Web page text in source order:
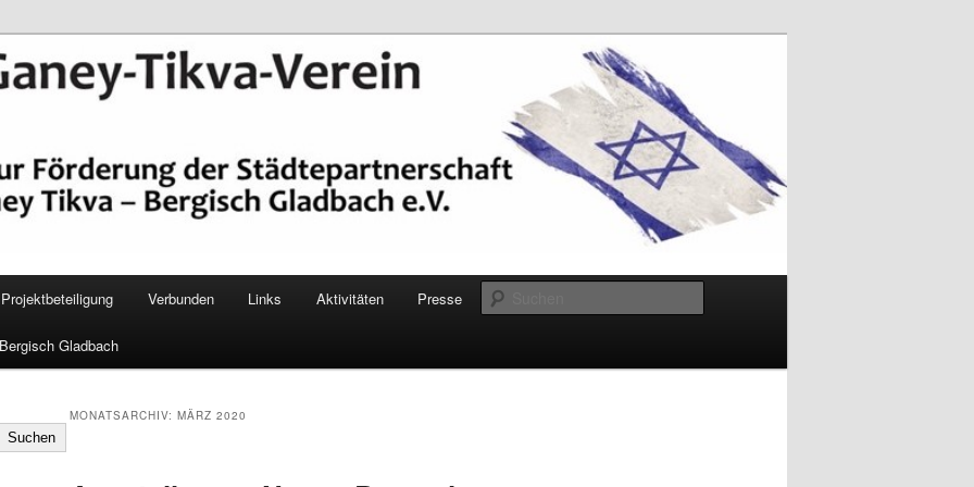
Bergisch Gladbach
Ganey Tikva – Bergisch Gladbach e. V.
Projektbeteiligung Verbunden Links Aktivitäten Presse
Gladbach
MONATSARCHIV: MÄRZ 2020
Suchen